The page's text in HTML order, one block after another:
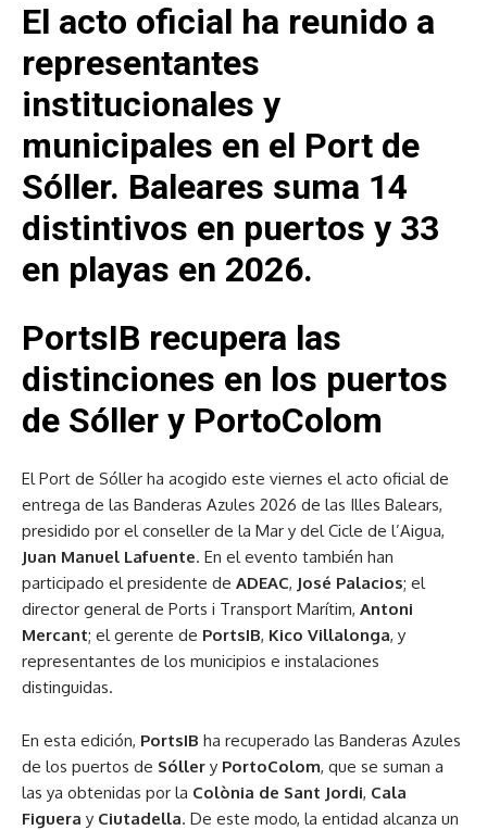
El acto oficial ha reunido a
representantes
institucionales y
municipales en el Port de
Sóller. Baleares suma 14
distintivos en puertos y 33
en playas en 2026.
PortsIB recupera las
distinciones en los puertos
de Sóller y PortoColom
El Port de Sóller ha acogido este viernes el acto oficial de
entrega de las Banderas Azules 2026 de las Illes Balears,
presidido por el conseller de la Mar y del Cicle de l’Aigua,
Juan Manuel Lafuente. En el evento también han
participado el presidente de ADEAC, José Palacios; el
director general de Ports i Transport Marítim, Antoni
Mercant; el gerente de PortsIB, Kico Villalonga, y
representantes de los municipios e instalaciones
distinguidas.
En esta edición, PortsIB ha recuperado las Banderas Azules
de los puertos de Sóller y PortoColom, que se suman a
las ya obtenidas por la Colònia de Sant Jordi, Cala
Figuera y Ciutadella. De este modo, la entidad alcanza un